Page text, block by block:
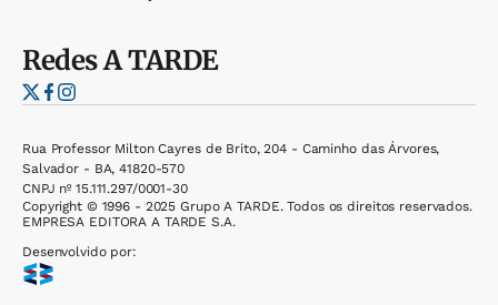
RedesA TARDE
Rua Professor Milton Cayres de Brito, 204 - Caminho das Árvores,
Salvador - BA, 41820-570
CNPJ nº 15.111.297/0001-30
Copyright © 1996 - 2025 Grupo A TARDE. Todos os direitos reservados.
EMPRESA EDITORA A TARDE S.A.
Desenvolvido por: